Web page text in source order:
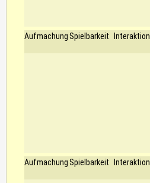
Aufmachung Spielbarkeit Interaktion
Aufmachung Spielbarkeit Interaktion